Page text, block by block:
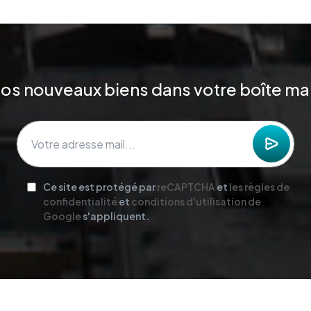
nouveaux biens dans votre boîte
Ce site est protégé parreCAPTCHA et les règles de
confidentialitéet conditions d'utilisation de
Googles'appliquent.